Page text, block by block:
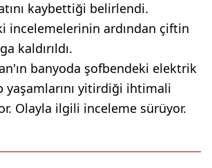
kaybettiği belirlendi.
incelemelerinin ardından çiftin
kaldırıldı.
banyoda şofbendeki elektrik
yaşamlarını yitirdiği ihtimali
Olayla ilgili inceleme sürüyor.